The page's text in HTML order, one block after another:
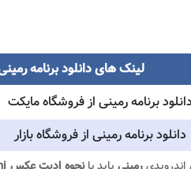
لینک های دانلود برنامه
دانلود برنامه رمینی از فروشگاه مایکت
دانلود برنامه رمینی از فروشگاه بازار